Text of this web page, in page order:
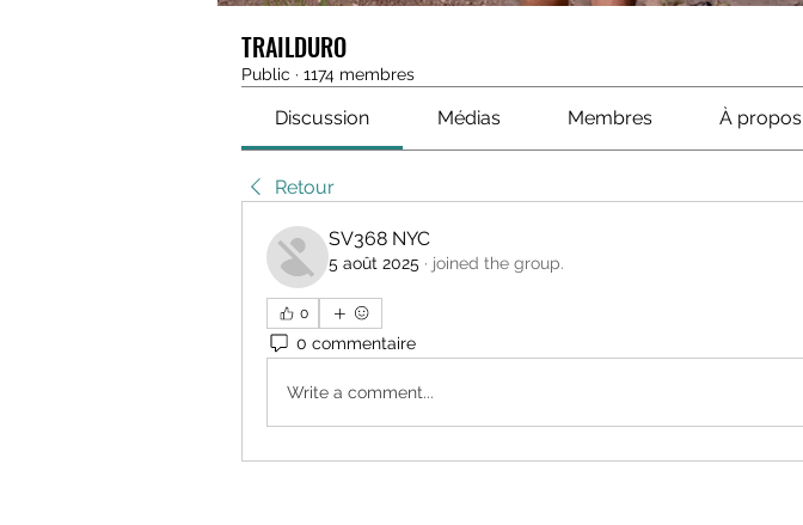
TRAILDURO
Public · 1174 membres
Discussion Médias Membres À propos
Retour
SV368 NYC
5 août 2025 · joined the group.
0
0 commentaire
Write a comment...